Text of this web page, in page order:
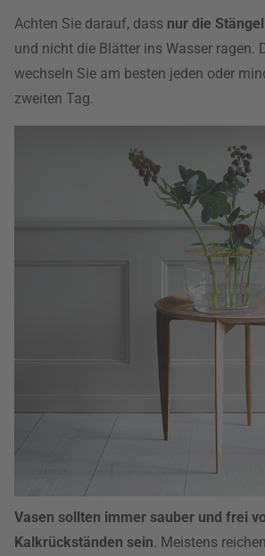
Achten Sie darauf, dass nur die
und nicht die Blätter ins Wasser ragen.
wechseln Sie am besten jeden oder
zweiten Tag.
Vasen sollten immer sauber und frei
Kalkrückständen sein. Meistens